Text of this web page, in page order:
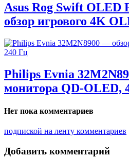
Asus Rog Swift
обзор игрового 4K
Philips Evnia
монитора QD-OLED,
Нет пока комментариев
подпиской на ленту комментариев
Добавить комментарий